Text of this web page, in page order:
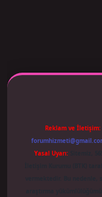
Reklam ve İletişim:
Yasal Uyarı: